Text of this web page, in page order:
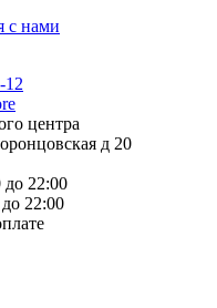
с нами
12
центра
д 20
22:00
22:00